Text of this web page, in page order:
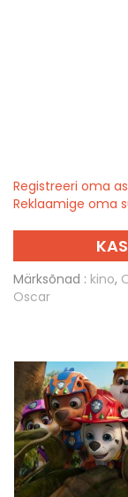
Registreeri oma
Reklaamige oma
Märksõnad : kino,
Oscar